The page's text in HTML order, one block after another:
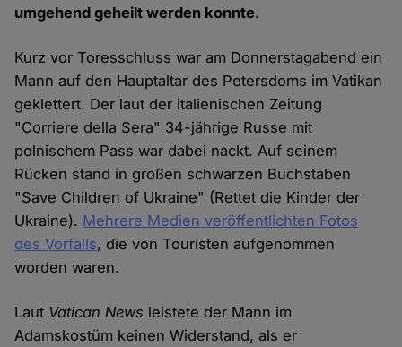
umgehend geheilt werden konnte.
Kurz vor Toresschluss war am Donnerstagabend ein
Mann auf den Hauptaltar des Petersdoms im Vatikan
geklettert. Der laut der italienischen Zeitung
"Corriere della Sera" 34-jährige Russe mit
polnischem Pass war dabei nackt. Auf seinem
Rücken stand in großen schwarzen Buchstaben
"Save Children of Ukraine" (Rettet die Kinder der
Ukraine). Mehrere Medien veröffentlichten Fotos
des Vorfalls, die von Touristen aufgenommen
worden waren.
Laut Vatican News leistete der Mann im
Adamskostüm keinen Widerstand, als er